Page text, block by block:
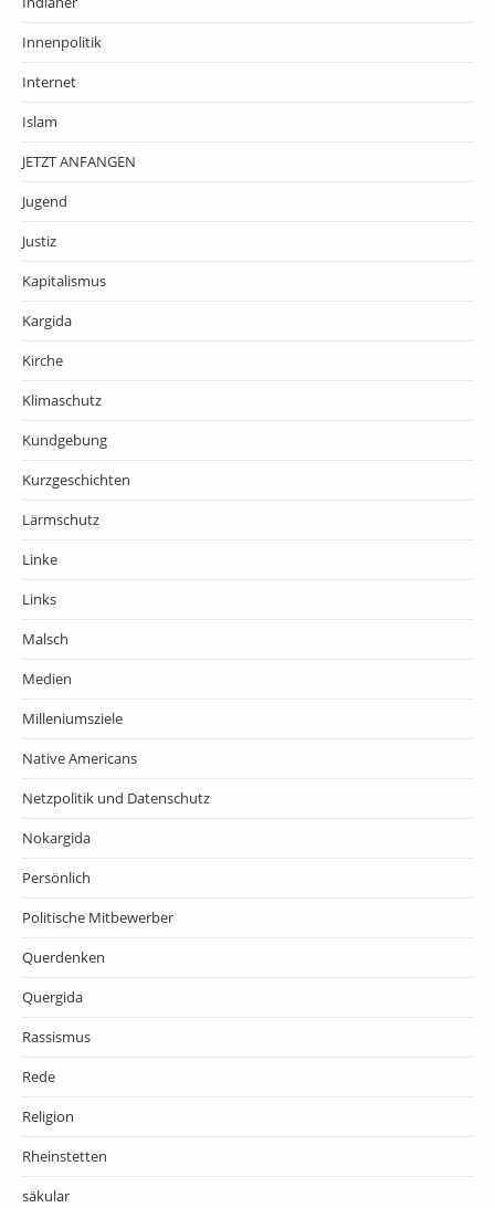
Innenpolitik
Internet
Islam
JETZT ANFANGEN
Jugend
Justiz
Kapitalismus
Kargida
Kirche
Klimaschutz
Kundgebung
Kurzgeschichten
Lärmschutz
Linke
Links
Malsch
Medien
Milleniumsziele
Native Americans
Netzpolitik und Datenschutz
Nokargida
Persönlich
Politische Mitbewerber
Querdenken
Quergida
Rassismus
Rede
Religion
Rheinstetten
säkular